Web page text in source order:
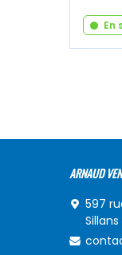
En
ARNAUD
597
Sillans